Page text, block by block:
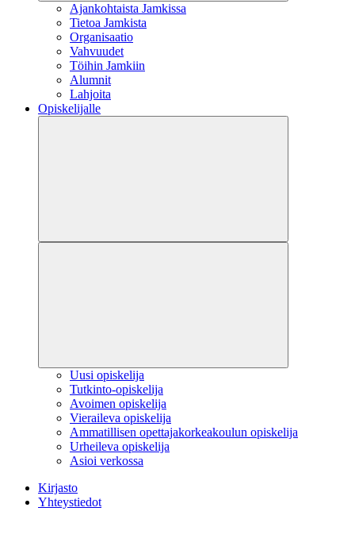
Ajankohtaista Jamkissa
Tietoa Jamkista
Organisaatio
Vahvuudet
Töihin Jamkiin
Alumnit
Lahjoita
Opiskelijalle
Uusi opiskelija
Tutkinto-opiskelija
Avoimen opiskelija
Vieraileva opiskelija
Ammatillisen opettajakorkeakoulun opiskelija
Urheileva opiskelija
Asioi verkossa
Kirjasto
Yhteystiedot